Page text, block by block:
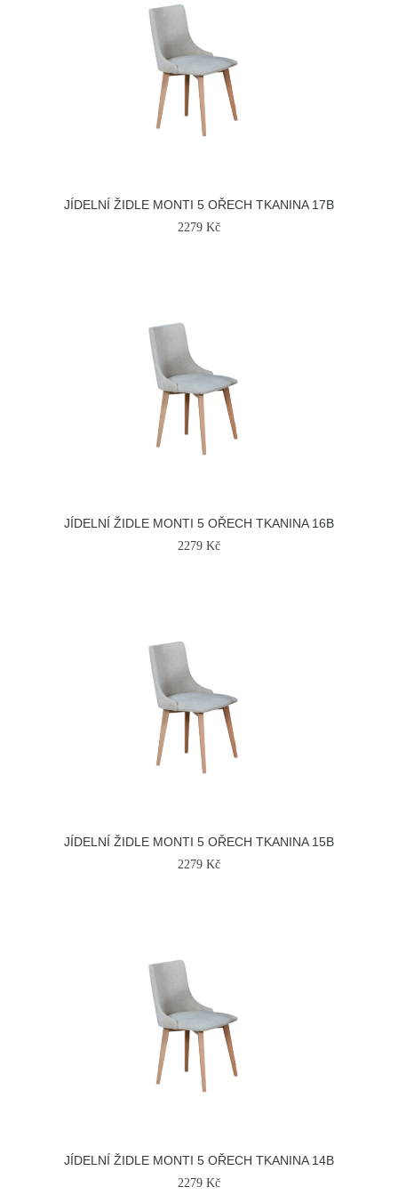
JÍDELNÍ ŽIDLE MONTI 5 OŘECH TKANINA 17B
2279 Kč
JÍDELNÍ ŽIDLE MONTI 5 OŘECH TKANINA 16B
2279 Kč
JÍDELNÍ ŽIDLE MONTI 5 OŘECH TKANINA 15B
2279 Kč
JÍDELNÍ ŽIDLE MONTI 5 OŘECH TKANINA 14B
2279 Kč